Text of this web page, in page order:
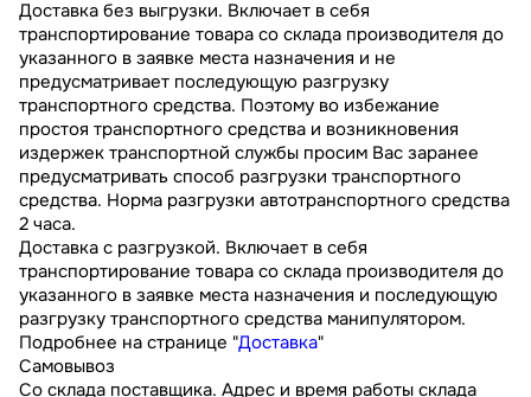
Доставка без выгрузки. Включает в себя
транспортирование товара со склада производителя до
указанного в заявке места назначения и не
предусматривает последующую разгрузку
транспортного средства. Поэтому во избежание
простоя транспортного средства и возникновения
издержек транспортной службы просим Вас заранее
предусматривать способ разгрузки транспортного
средства. Норма разгрузки автотранспортного средства
2 часа.
Доставка с разгрузкой. Включает в себя
транспортирование товара со склада производителя до
указанного в заявке места назначения и последующую
разгрузку транспортного средства манипулятором.
Подробнее на странице "Доставка"
Самовывоз
Со склада поставщика. Адрес и время работы склада